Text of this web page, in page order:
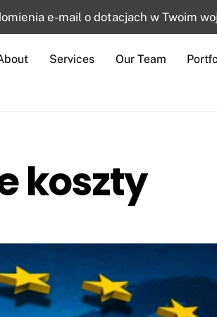
e-mail o dotacjach w Twoim
Services Our Team
koszty